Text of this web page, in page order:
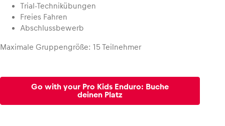
Trial-Technikübungen
Freies Fahren
Abschlussbewerb
Maximale Gruppengröße: 15 Teilnehmer
Go with your Pro Kids Enduro: Buche
deinen Platz